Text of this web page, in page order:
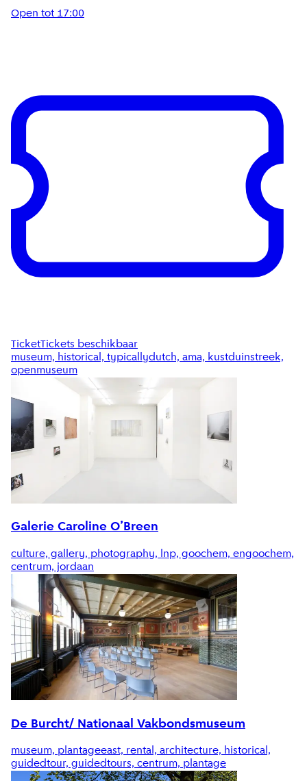
Open tot 17:00
TicketTickets beschikbaar
museum, historical, typicallydutch, ama, kustduinstreek,
openmuseum
Galerie Caroline O’Breen
culture, gallery, photography, lnp, goochem, engoochem,
centrum, jordaan
De Burcht/ Nationaal Vakbondsmuseum
museum, plantageeast, rental, architecture, historical,
guidedtour, guidedtours, centrum, plantage